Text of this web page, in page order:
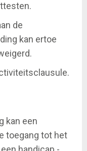
de
kan ertoe
kan een
toegang tot het